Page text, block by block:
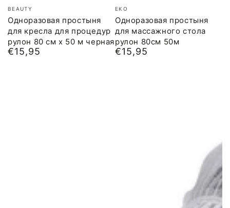
Бренд:
BEAUTY
Одноразовая простыня
для кресла для процедур
рулон 80 см x 50 м черная
Обычная
€15,95
Бренд:
EKO
Одноразовая простыня
для массажного стола
рулон 80см 50м
Обычная
€15,95